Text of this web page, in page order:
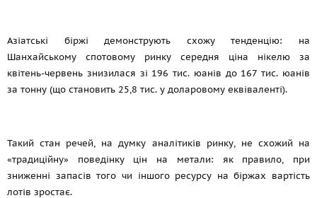
Азіатські біржі демонструють схожу тенденцію: на
Шанхайському спотовому ринку середня ціна нікелю за
квітень-червень знизилася зі 196 тис. юанів до 167 тис. юанів
за тонну (що становить 25,8 тис. у доларовому еквіваленті).
Такий стан речей, на думку аналітиків ринку, не схожий на
«традиційну» поведінку цін на метали: як правило, при
зниженні запасів того чи іншого ресурсу на біржах вартість
лотів зростає.